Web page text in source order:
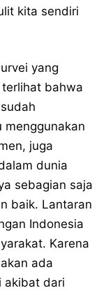
kita sendiri
yang
bahwa
menggunakan
juga
dunia
sebagian saja
baik. Lantaran
Indonesia
Karena
ada
akibat dari